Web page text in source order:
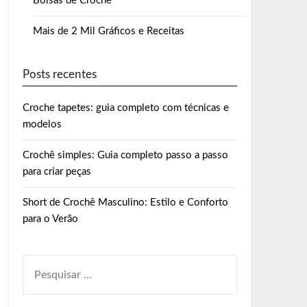
Mais de 2 Mil Gráficos e Receitas
Posts recentes
Croche tapetes: guia completo com técnicas e
modelos
Crochê simples: Guia completo passo a passo
para criar peças
Short de Crochê Masculino: Estilo e Conforto
para o Verão
POR: